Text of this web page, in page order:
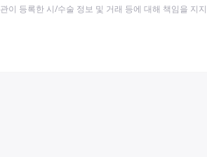
이 등록한 시/수술 정보 및 거래 등에 대해 책임을 지